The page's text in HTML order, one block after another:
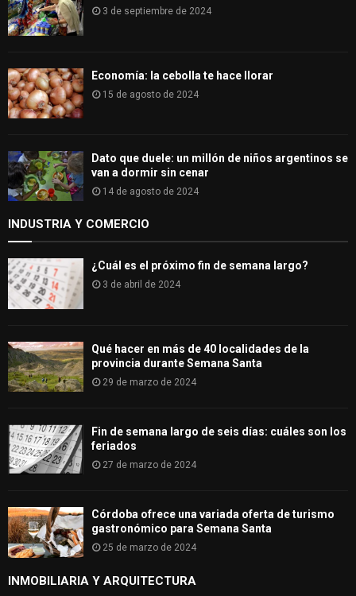
3 de septiembre de 2024
Economía: la cebolla te hace llorar
15 de agosto de 2024
Dato que duele: un millón de niños argentinos se
van a dormir sin cenar
14 de agosto de 2024
INDUSTRIA Y COMERCIO
¿Cuál es el próximo fin de semana largo?
3 de abril de 2024
Qué hacer en más de 40 localidades de la
provincia durante Semana Santa
29 de marzo de 2024
Fin de semana largo de seis días: cuáles son los
feriados
27 de marzo de 2024
Córdoba ofrece una variada oferta de turismo
gastronómico para Semana Santa
25 de marzo de 2024
INMOBILIARIA Y ARQUITECTURA